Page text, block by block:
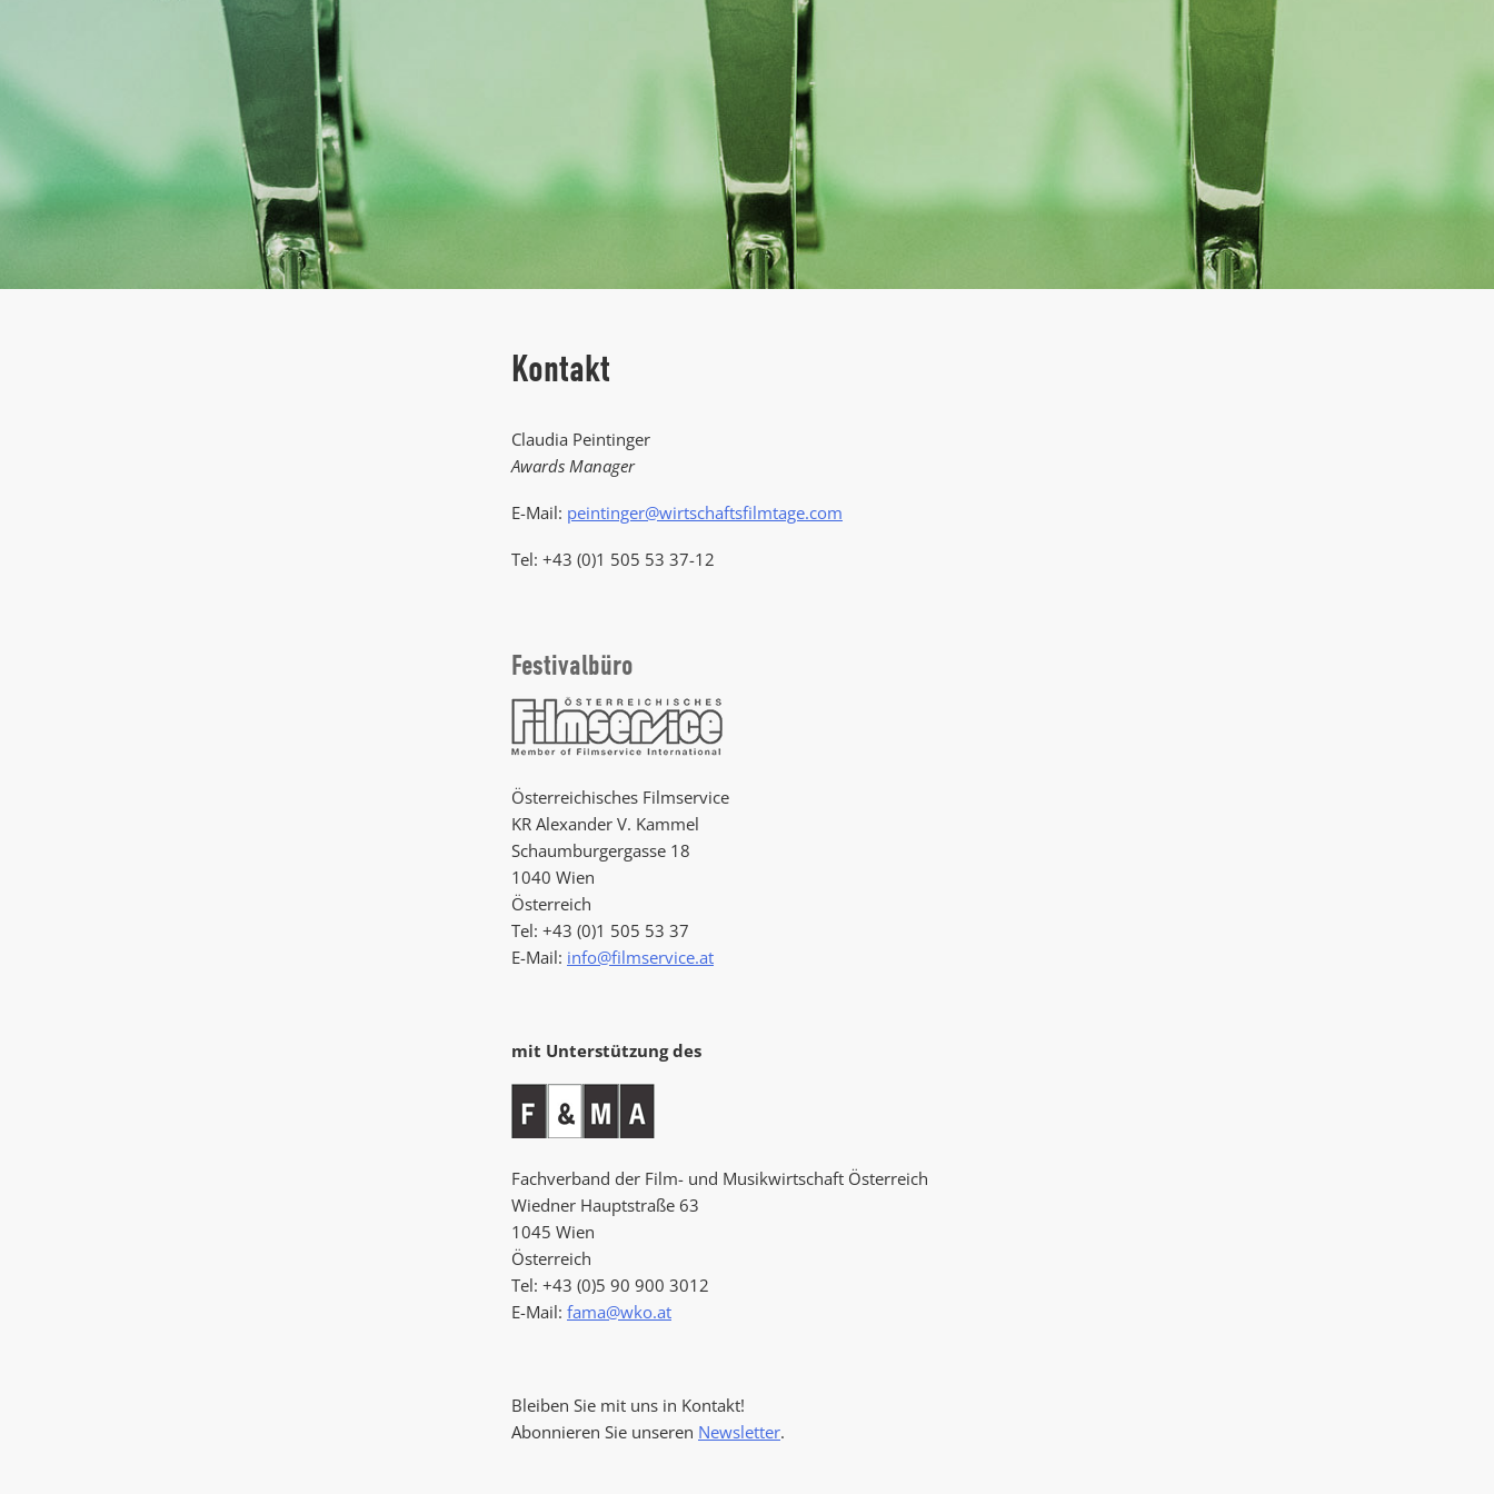
Kontakt
Claudia Peintinger
Awards Manager
E-Mail: peintinger@wirtschaftsfilmtage.com
Tel: +43 (0)1 505 53 37-12
Festivalbüro
Österreichisches Filmservice
KR Alexander V. Kammel
Schaumburgergasse 18
1040 Wien
Österreich
Tel: +43 (0)1 505 53 37
E-Mail: info@filmservice.at
mit Unterstützung des
Fachverband der Film- und Musikwirtschaft Österreich
Wiedner Hauptstraße 63
1045 Wien
Österreich
Tel: +43 (0)5 90 900 3012
E-Mail: fama@wko.at
Bleiben Sie mit uns in Kontakt!
Abonnieren Sie unseren Newsletter.